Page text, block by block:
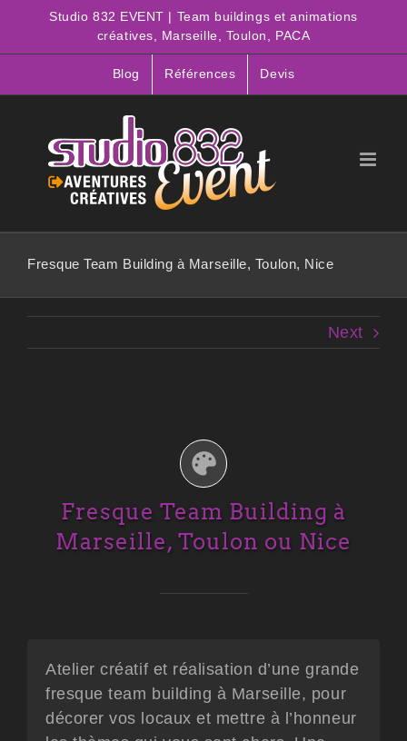
Passer
contenu
Studio 832 EVENT | Team buildings et animations
créatives, Marseille, Toulon, PACA
Blog Références Devis
Fresque Team Building à Marseille, Toulon, Nice
Next
Fresque Team Building à
Marseille, Toulon ou Nice
Atelier créatif et réalisation d’une grande
fresque team building à Marseille, pour
décorer vos locaux et mettre à l’honneur